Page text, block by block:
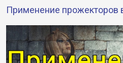
Применение прожекторов